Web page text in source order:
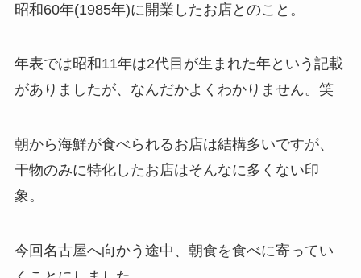
昭和60年(1985年)に開業したお店とのこと。
年表では昭和11年は2代目が生まれた年という記載
がありましたが、なんだかよくわかりません。笑
朝から海鮮が食べられるお店は結構多いですが、
干物のみに特化したお店はそんなに多くない印
象。
今回名古屋へ向かう途中、朝食を食べに寄ってい